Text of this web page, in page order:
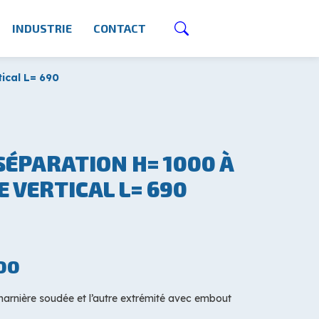
INDUSTRIE CONTACT
L= 690
H= 1000 À
VERTICAL L= 690
soudée et l’autre extrémité avec embout